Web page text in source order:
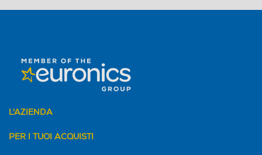
L'AZIENDA
PER I TUOI ACQUISTI